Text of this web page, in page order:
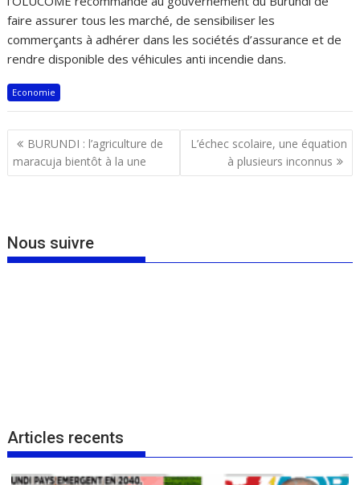
faire assurer tous les marché, de sensibiliser les
commerçants à adhérer dans les sociétés d’assurance et de
rendre disponible des véhicules anti incendie dans.
Economie
Navigation
de
l’article
BURUNDI : l’agriculture de
maracuja bientôt à la une
L’échec scolaire, une équation
à plusieurs inconnus
Nous suivre
Articles recents